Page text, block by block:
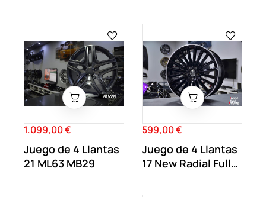
Precio
1.099,00 €
Juego de 4 Llantas
21 ML63 MB29
Precio
599,00 €
Juego de 4 Llantas
17 New Radial Full